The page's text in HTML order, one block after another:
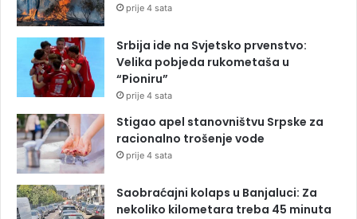
prije 4 sata
Srbija ide na Svjetsko prvenstvo:
Velika pobjeda rukometaša u
“Pioniru”
prije 4 sata
Stigao apel stanovništvu Srpske za
racionalno trošenje vode
prije 4 sata
Saobraćajni kolaps u Banjaluci: Za
nekoliko kilometara treba 45 minuta